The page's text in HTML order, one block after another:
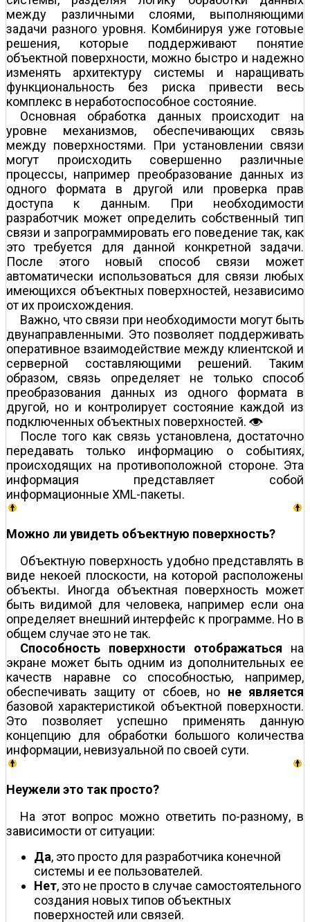
между различными слоями, выполняющими
задачи разного уровня. Комбинируя уже готовые
решения, которые поддерживают понятие
объектной поверхности, можно быстро и надежно
изменять архитектуру системы и наращивать
функциональность без риска привести весь
комплекс в неработоспособное состояние.
Основная обработка данных происходит на
уровне механизмов, обеспечивающих связь
между поверхностями. При установлении связи
могут происходить совершенно различные
процессы, например преобразование данных из
одного формата в другой или проверка прав
доступа к данным. При необходимости
разработчик может определить собственный тип
связи и запрограммировать его поведение так, как
это требуется для данной конкретной задачи.
После этого новый способ связи может
автоматически использоваться для связи любых
имеющихся объектных поверхностей, независимо
от их происхождения.
Важно, что связи при необходимости могут быть
двунаправленными. Это позволяет поддерживать
оперативное взаимодействие между клиентской и
серверной составляющими решений. Таким
образом, связь определяет не только способ
преобразования данных из одного формата в
другой, но и контролирует состояние каждой из
подключенных объектных поверхностей.
После того как связь установлена, достаточно
передавать только информацию о событиях,
происходящих на противоположной стороне. Эта
информация представляет собой
информационные XML-пакеты.
Можно ли увидеть объектную поверхность?
Объектную поверхность удобно представлять в
виде некоей плоскости, на которой расположены
объекты. Иногда объектная поверхность может
быть видимой для человека, например если она
определяет внешний интерфейс к программе. Но в
общем случае это не так.
Способность поверхности отображаться на
экране может быть одним из дополнительных ее
качеств наравне со способностью, например,
обеспечивать защиту от сбоев, но не является
базовой характеристикой объектной поверхности.
Это позволяет успешно применять данную
концепцию для обработки большого количества
информации, невизуальной по своей сути.
Неужели это так просто?
На этот вопрос можно ответить по-разному, в
зависимости от ситуации:
Да, это просто для разработчика конечной
системы и ее пользователей.
Нет, это не просто в случае самостоятельного
создания новых типов объектных
поверхностей или связей.